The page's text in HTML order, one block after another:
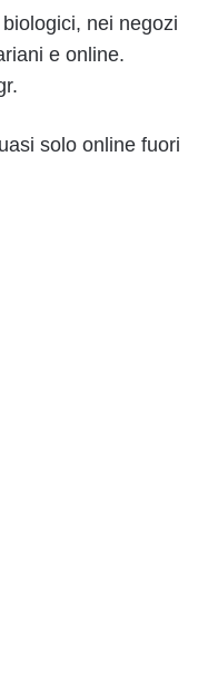
nei negozi
e online.
solo online fuori